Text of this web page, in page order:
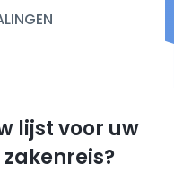
lijst voor uw